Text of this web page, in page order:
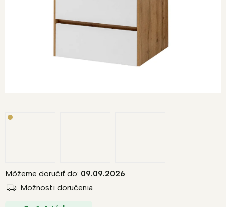
Môžeme doručiť do: 09.09.2026
Možnosti doručenia